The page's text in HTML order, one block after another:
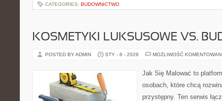
CATEGORIES: BUDOWNICTWO
KOSMETYKI LUKSUSOWE VS.
POSTED BY ADMIN STY - 8 - 2026 MOŻLIWOŚĆ
Jak Się Malować to
osobach, które chcą
przystępny. Ten serwis